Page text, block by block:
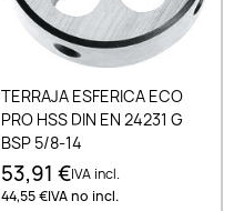
TERRAJA ESFERICA ECO
PRO HSS DIN EN 24231 G
BSP 5/8-14
53,91 €IVA incl.
44,55 €IVA no incl.